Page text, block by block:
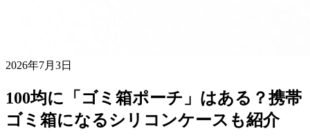
2026年7月3日
100均に「ゴミ箱ポーチ」はある？携帯
ゴミ箱になるシリコンケースも紹介